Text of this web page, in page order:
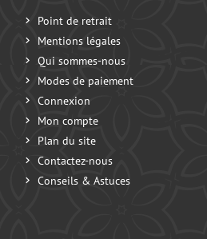
Point de retrait
Mentions légales
Qui sommes-nous
Modes de paiement
Connexion
Mon compte
Plan du site
Contactez-nous
Conseils & Astuces